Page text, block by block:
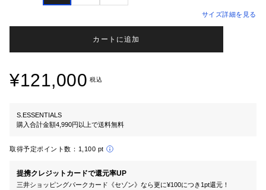
サイズ詳細を見る
カートに追加
¥121,000 税込
S.ESSENTIALS
購入合計金額4,990円以上で送料無料
取得予定ポイント数： 1,100 pt
提携クレジットカードで還元率UP
三井ショッピングパークカード《セゾン》なら更に¥100につき1pt還元！